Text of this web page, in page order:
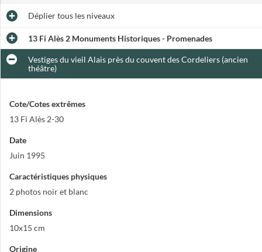
Dépliertous les niveaux
13 Fi Alès 2 Monuments Historiques - Promenades
Vestiges du vieil Alais près du couvent des Cordeliers (ancien
théâtre)
Cote/Cotes extrêmes
13 Fi Alès 2-30
Date
Juin 1995
Caractéristiques physiques
2 photos noir et blanc
Dimensions
10x15 cm
Origine